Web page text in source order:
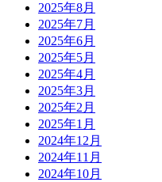
2025年8月
2025年7月
2025年6月
2025年5月
2025年4月
2025年3月
2025年2月
2025年1月
2024年12月
2024年11月
2024年10月